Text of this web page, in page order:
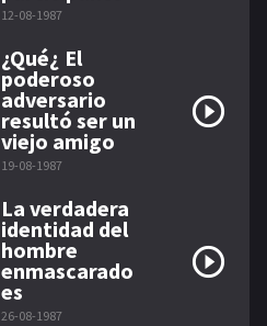
12-08-1987
¿Qué¿ El
poderoso
adversario
resultó ser un
viejo amigo
19-08-1987
La verdadera
identidad del
hombre
enmascarado
es
26-08-1987